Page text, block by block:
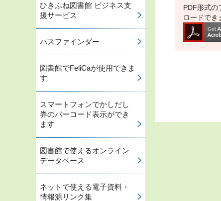
PDF形式の
ロードでき
ひきふね図書館 ビジネス支
援サービス
パスファインダー
図書館でFeliCaが使用できま
す
スマートフォンでかしだし
券のバーコード表示ができ
ます
図書館で使えるオンライン
データベース
ネットで使える電子資料・
情報源リンク集